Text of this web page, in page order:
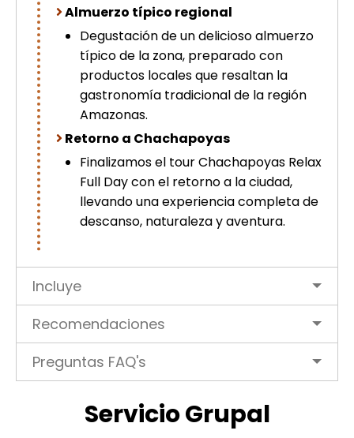
Almuerzo típico regional
Degustación de un delicioso almuerzo
típico de la zona, preparado con
productos locales que resaltan la
gastronomía tradicional de la región
Amazonas.
Retorno a Chachapoyas
Finalizamos el tour Chachapoyas Relax
Full Day con el retorno a la ciudad,
llevando una experiencia completa de
descanso, naturaleza y aventura.
Incluye
Recomendaciones
Preguntas FAQ's
Servicio Grupal